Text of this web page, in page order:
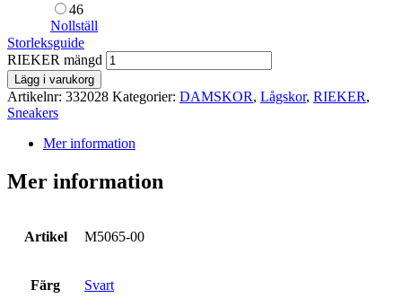
46
Nollställ
Storleksguide
RIEKER mängd
Lägg i varukorg
Artikelnr: 332028 Kategorier: DAMSKOR, Lågskor, RIEKER,
Sneakers
Mer information
Mer information
Artikel M5065-00
Färg Svart